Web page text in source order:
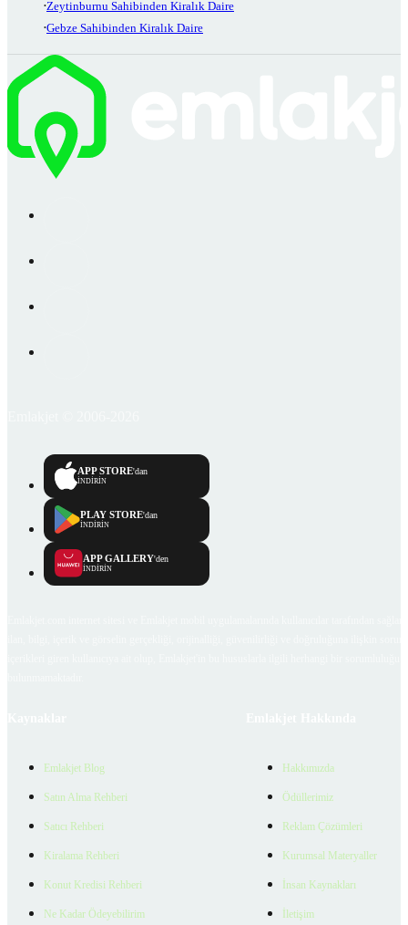
Zeytinburnu Sahibinden Kiralık Daire
Gebze Sahibinden Kiralık Daire
APP STORE'dan
İNDİRİN
PLAY STORE'dan
İNDİRİN
APP GALLERY'den
İNDİRİN
Emlakjet Blog
Satın Alma Rehberi
Satıcı Rehberi
Kiralama Rehberi
Konut Kredisi Rehberi
Ne Kadar Ödeyebilirim
Hakkımızda
Ödüllerimiz
Reklam Çözümleri
Kurumsal Materyaller
İnsan Kaynakları
İletişim